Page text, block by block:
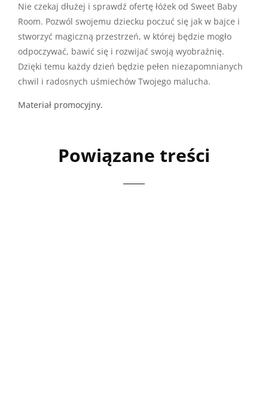
Nie czekaj dłużej i sprawdź ofertę łóżek od Sweet Baby
Room. Pozwól swojemu dziecku poczuć się jak w bajce i
stworzyć magiczną przestrzeń, w której będzie mogło
odpoczywać, bawić się i rozwijać swoją wyobraźnię.
Dzięki temu każdy dzień będzie pełen niezapomnianych
chwil i radosnych uśmiechów Twojego malucha.
Materiał promocyjny.
Powiązane treści